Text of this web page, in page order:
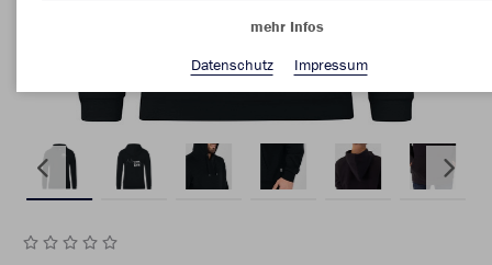
mehr Infos
Datenschutz
Impressum